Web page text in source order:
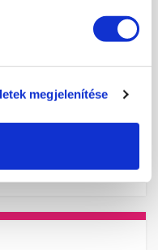
megjelenítése
KÉPZÉS (PK 10124005)
KÉPZÉS (PK 10124005)
(PK 10124005)